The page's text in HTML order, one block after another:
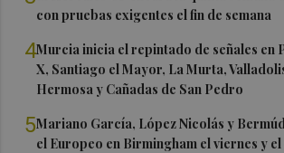
con pruebas exigentes el fin de semana
4Murcia inicia el repintado de señales en
X, Santiago el Mayor, La Murta,
Hermosa y Cañadas de San Pedro
5Mariano García, López Nicolás y
el Europeo en Birmingham el viernes y